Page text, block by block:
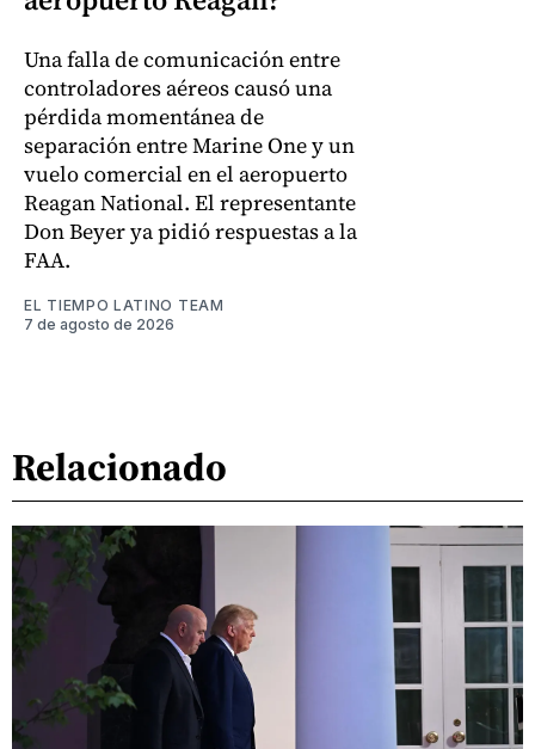
Una falla de comunicación entre
controladores aéreos causó una
pérdida momentánea de
separación entre Marine One y un
vuelo comercial en el aeropuerto
Reagan National. El representante
Don Beyer ya pidió respuestas a la
FAA.
EL TIEMPO LATINO TEAM
7 de agosto de 2026
Relacionado